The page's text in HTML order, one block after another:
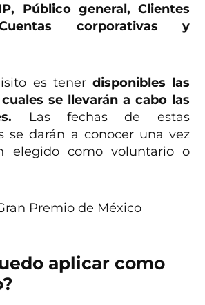
Público general, Clientes
corporativas y
es tener disponibles las
se llevarán a cabo las
Las fechas de estas
se darán a conocer una vez
elegido como voluntario o
aplicar como